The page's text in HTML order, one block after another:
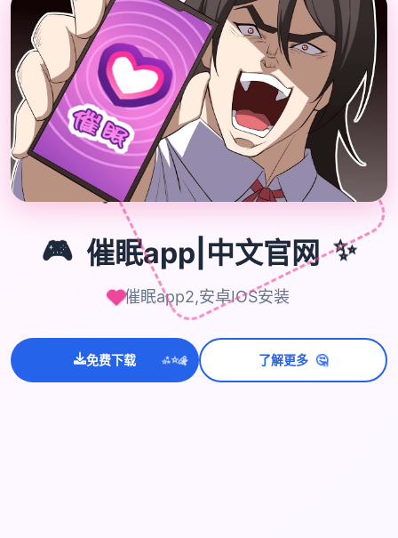
🎮
🎮 催眠app|中文官网 ✨
催眠app2,安卓IOS安装
免费下载 ✨⭐💫 了解更多 🤔